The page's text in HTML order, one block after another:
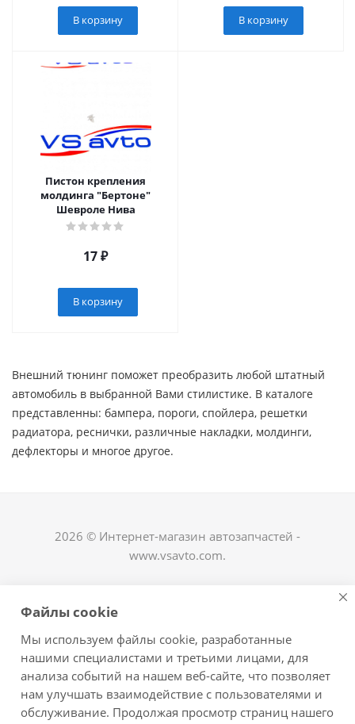
В корзину В корзину
Пистон крепления
молдинга "Бертоне"
Шевроле Нива
17₽
В корзину
Внешний тюнинг поможет преобразить любой штатный
автомобиль в выбранной Вами стилистике. В каталоге
представленны: бампера, пороги, спойлера, решетки
радиатора, реснички, различные накладки, молдинги,
дефлекторы и многое другое. ​
2026 © Интернет-магазин автозапчастей -
www.vsavto.com.
+7 (8482) 622-122 avtovs@yandex.ru
г. Тольятти, ул. Офицерская 14, ГСК "Пламя", 4
этаж, офис 476
Файлы cookie
Мы используем файлы cookie, разработанные
нашими специалистами и третьими лицами, для
анализа событий на нашем веб-сайте, что позволяет
нам улучшать взаимодействие с пользователями и
обслуживание. Продолжая просмотр страниц нашего